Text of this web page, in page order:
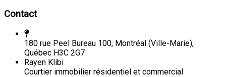
Contact
180 rue Peel Bureau 100, Montréal (Ville-Marie),
Québec H3C 2G7
Rayen Klibi
Courtier immobilier résidentiel et commercial